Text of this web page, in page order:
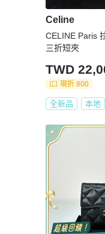
Celine
CELINE Paris
三折短夾
TWD
現折 800
全新品 本地